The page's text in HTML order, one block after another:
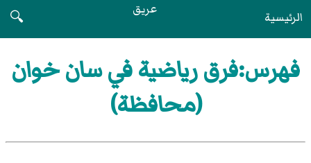
الرئيسية عريق
🔍
فهرس:فرق رياضية في سان خوان
(محافظة)